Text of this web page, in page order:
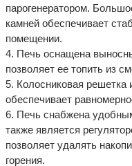
парогенератором.
камней обеспечивает
помещении.
4. Печь оснащена
позволяет ее топить из
5. Колосниковая решетка
обеспечивает
6. Печь снабжена
также является
позволяет удалять
горения.